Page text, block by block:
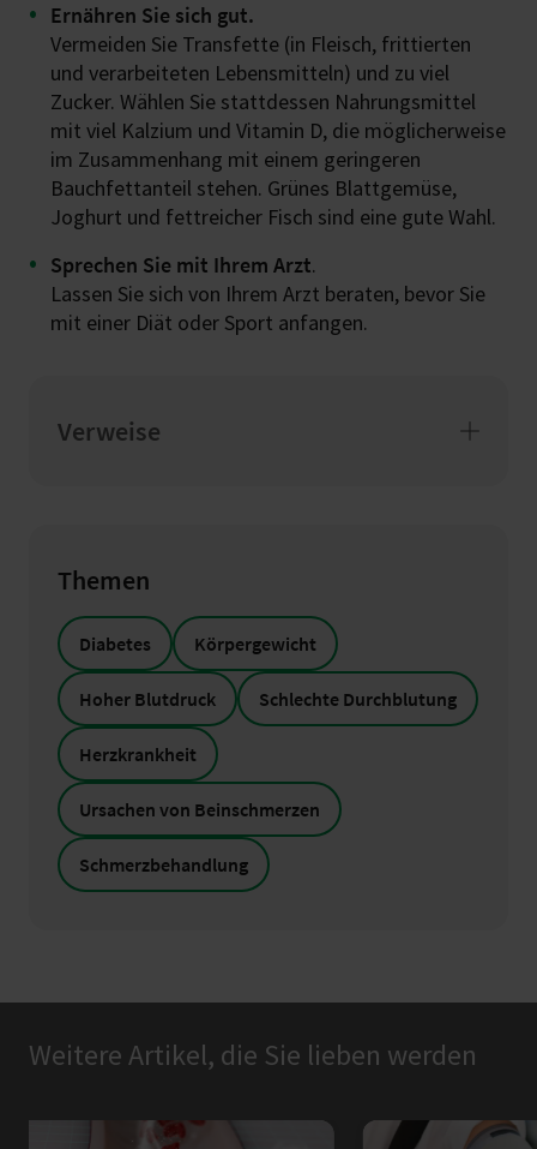
Ernähren Sie sich gut.
Vermeiden Sie Transfette (in Fleisch, frittierten
und verarbeiteten Lebensmitteln) und zu viel
Zucker. Wählen Sie stattdessen Nahrungsmittel
mit viel Kalzium und Vitamin D, die möglicherweise
im Zusammenhang mit einem geringeren
Bauchfettanteil stehen. Grünes Blattgemüse,
Joghurt und fettreicher Fisch sind eine gute Wahl.
Sprechen Sie mit Ihrem Arzt.
Lassen Sie sich von Ihrem Arzt beraten, bevor Sie
mit einer Diät oder Sport anfangen.
Verweise
Themen
Diabetes Körpergewicht
Hoher Blutdruck Schlechte Durchblutung
Herzkrankheit
Ursachen von Beinschmerzen
Schmerzbehandlung
Weitere Artikel, die Sie lieben werden